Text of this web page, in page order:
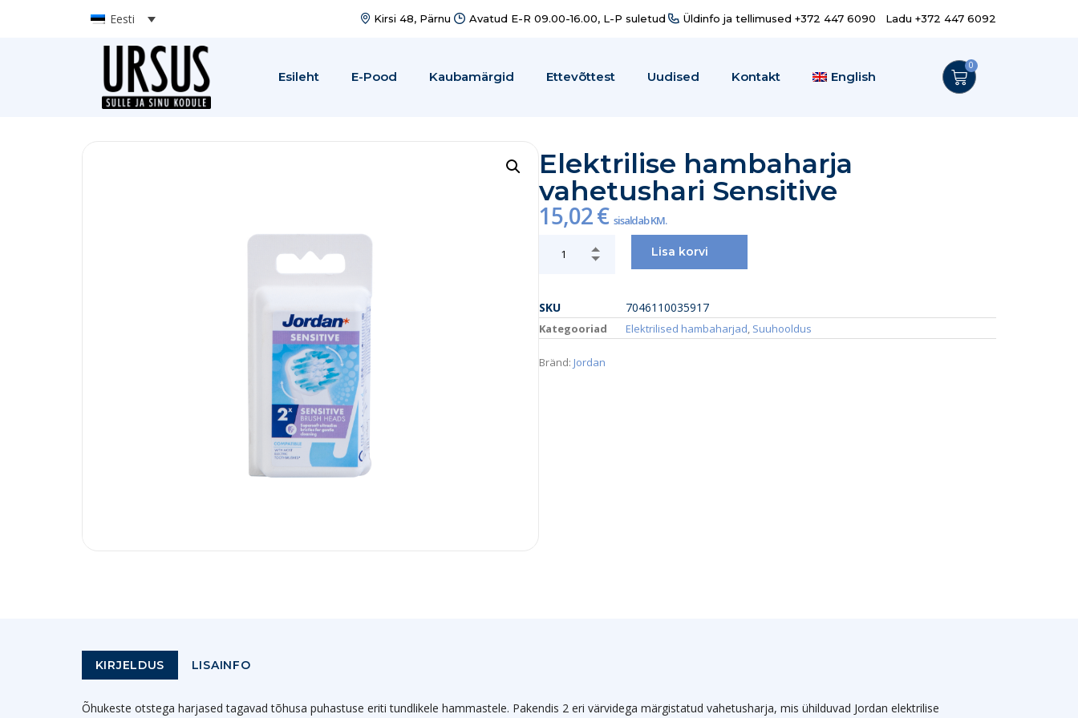
Eesti Kirsi 48, Pärnu Avatud E-R 09.00-16.00, L-P suletud Üldinfo ja tellimused +372 447 6090 Ladu +372 447 6092
Esileht E-Pood Kaubamärgid Ettevõttest Uudised Kontakt English
0
Elektrilise hambaharja
vahetushari Sensitive
15,02€ sisaldab KM.
Lisa korvi
SKU 7046110035917
Kategooriad Elektrilised hambaharjad, Suuhooldus
Bränd: Jordan
KIRJELDUS LISAINFO
Õhukeste otstega harjased tagavad tõhusa puhastuse eriti tundlikele hammastele. Pakendis 2 eri värvidega märgistatud vahetusharja, mis ühilduvad Jordan elektrilise